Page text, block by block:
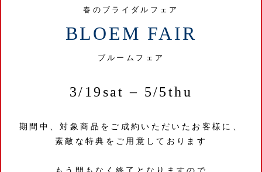
春のブライダルフェア
BLOEM FAIR
ブルームフェア
3/19sat – 5/5thu
期間中、対象商品をご成約いただいたお客様に、
素敵な特典をご用意しております